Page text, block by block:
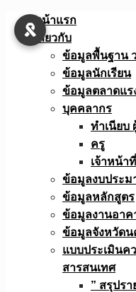
Skip
หน้าแรก
เกี่ยวกับ
ข้อมูลพื้นฐาน
ข้อมูลนักเรียน
ข้อมูลตลาดแร
บุคคลากร
ทำเนียบ
ครู
เจ้าหน้าที่
ข้อมูลงบประม
ข้อมูลหลักสูตร
ข้อมูลงานอาค
ข้อมูลจังหวัดน
แบบประเมินค
สารสนเทศ
” สรุปร